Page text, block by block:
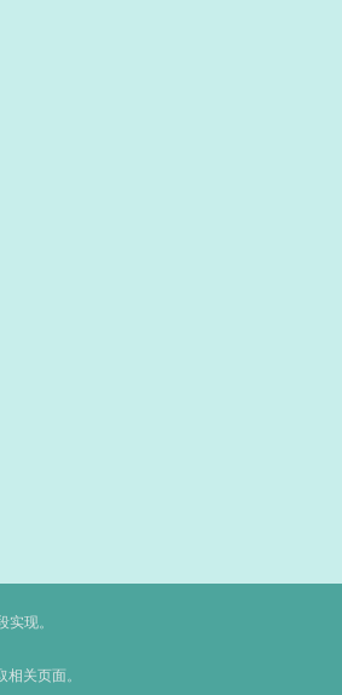
现。
关页面。